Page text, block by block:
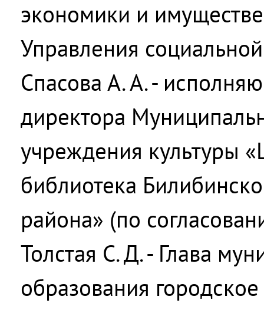
экономики и
Управления
Спасова А. А. -
директора
учреждения культуры
библиотека
района» (по
Толстая С. Д. - Глава
образования